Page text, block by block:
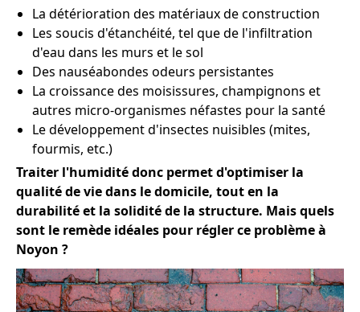
La détérioration des matériaux de construction
Les soucis d'étanchéité, tel que de l'infiltration
d'eau dans les murs et le sol
Des nauséabondes odeurs persistantes
La croissance des moisissures, champignons et
autres micro-organismes néfastes pour la santé
Le développement d'insectes nuisibles (mites,
fourmis, etc.)
Traiter l'humidité donc permet d'optimiser la
qualité de vie dans le domicile, tout en la
durabilité et la solidité de la structure. Mais quels
sont le remède idéales pour régler ce problème à
Noyon ?